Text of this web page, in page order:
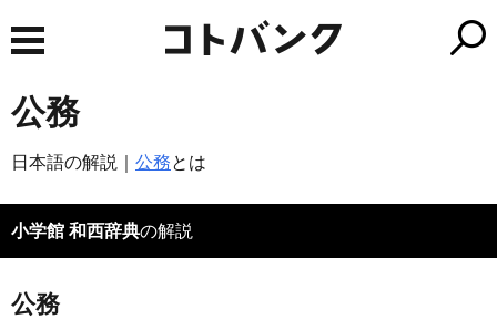
公務
日本語の解説｜ 公務とは
小学館 和西辞典の解説
公務